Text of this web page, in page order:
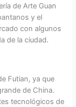
de Arte Guan
y el
con algunos
de la ciudad.
Futian, ya que
de China.
tecnológicos de